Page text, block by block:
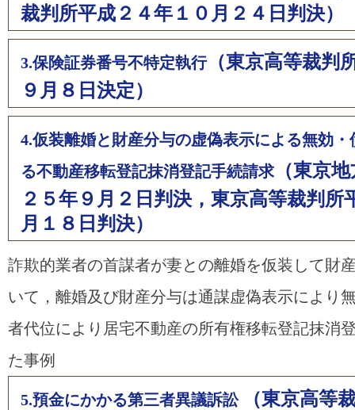
裁判所平成２４年１０月２４日判決）
3.保険証券番号不特定執行（東京高等裁判
９月８日決定）
4.仮装離婚と財産分与の虚偽表示による無効
る不動産移転登記抹消登記手続請求（東京
２５年９月２日判決，東京高等裁判所
月１８日判決）
詐欺的業者の首謀者が妻との離婚を仮装して財
いて，離婚及び財産分与は通謀虚偽表示により
者代位により居宅不動産の所有権移転登記抹消
た事例
5.預金にかかる第三者異議訴訟
（東京高等